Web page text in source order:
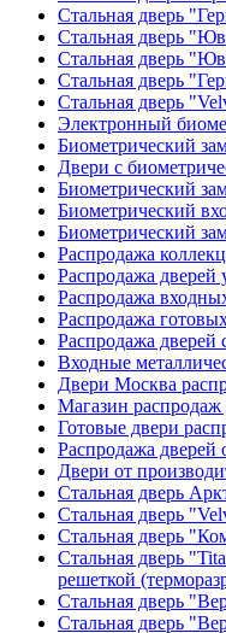
Стальная дверь
Стальная дверь
Стальная дверь
Стальная дверь
Стальная дверь
Электронный
Биометрический
Двери с
Биометрический
Биометрический
Биометрический
Распродажа
Распродажа дверей
Распродажа
Распродажа
Распродажа дверей
Входные
Двери Москва
Магазин распродаж
Готовые двери
Распродажа дверей
Двери от
Стальная дверь
Стальная дверь
Стальная дверь
Стальная дверь
решеткой
Стальная дверь
Стальная дверь